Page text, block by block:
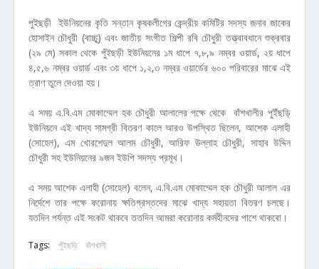
পুইছড়ী ইউনিয়নের কৃতি সন্তান কৃষকলীগের কেন্দ্রীয় কমিটির সদস্য জনাব জাকের
হোসাইন চৌধুরী (বাচ্চু) এবং জাতীয় সংগীত শিল্পী রবি চৌধুরী তত্ত্বাবধানে শুক্রবার
(২৯ মে) সকাল থেকে পুঁইছড়ী ইউনিয়নের ১ম ধাপে ৭,৮,৯ নম্বর ওয়ার্ড, ২য় ধাপে
৪,৫,৬ নম্বর ওয়ার্ড এবং ৩য় ধাপে ১,২,৩ নম্বর ওয়ার্ডের ৬০০ পরিবারের মাঝে এই
ত্রাণ তুলে দেওয়া হয়।
এ সময় এ.বি.এম মোকাম্মেল হক চৌধুরী আলালের পক্ষে থেকে বাঁশখালীর পুইঁছড়ি
ইউনিয়নে এই খাদ্য সামগ্রী বিতরণ কালে আরও উপস্থিত ছিলেন, আশেক এলাহী
(সোহেল), এম খোরশেদুল আলম চৌধুরী, আরিফ উল্লাহ চৌধুরী, সাহাব উদ্দিন
চৌধুরী সহ ইউনিয়নের ৯জন ইউপি সদস্য প্রমূখ।
এ সময় আশেক এলাহী (সোহেল) বলেন, এ.বি.এম মোকাম্মেল হক চৌধুরী আলাল এর
নির্দেশে তার পক্ষে করোনায় ক্ষতিগ্রস্তদের মাঝে খাদ্য সহায়তা বিতরণ চলছে।
যতদিন পর্যন্ত এই সংকট থাকবে ততদিন আমরা করোনায় কর্মহীনদের পাশে থাকবো।
Tags: পুঁইছড়ি বাঁশখালী